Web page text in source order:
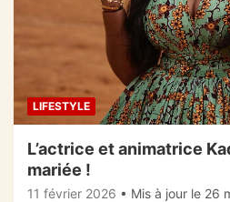
LIFESTYLE
L’actrice et animatrice
mariée !
11 février 2026 • Mis à jour le 26